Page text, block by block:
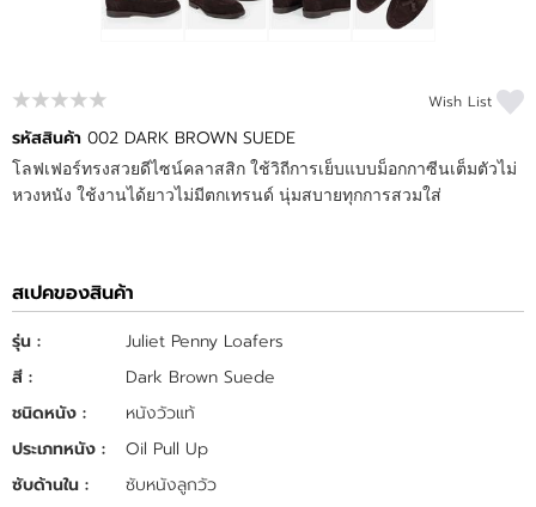
Wish List
รหัสสินค้า 002 DARK BROWN SUEDE
โลฟเฟอร์ทรงสวยดีไซน์คลาสสิก ใช้วิถีการเย็บแบบม็อกกาซีนเต็มตัวไม่
หวงหนัง ใช้งานได้ยาวไม่มีตกเทรนด์ นุ่มสบายทุกการสวมใส่
สเปคของสินค้า
รุ่น :
Juliet Penny Loafers
สี :
Dark Brown Suede
ชนิดหนัง :
หนังวัวแท้
ประเภทหนัง :
Oil Pull Up
ซับด้านใน :
ซับหนังลูกวัว